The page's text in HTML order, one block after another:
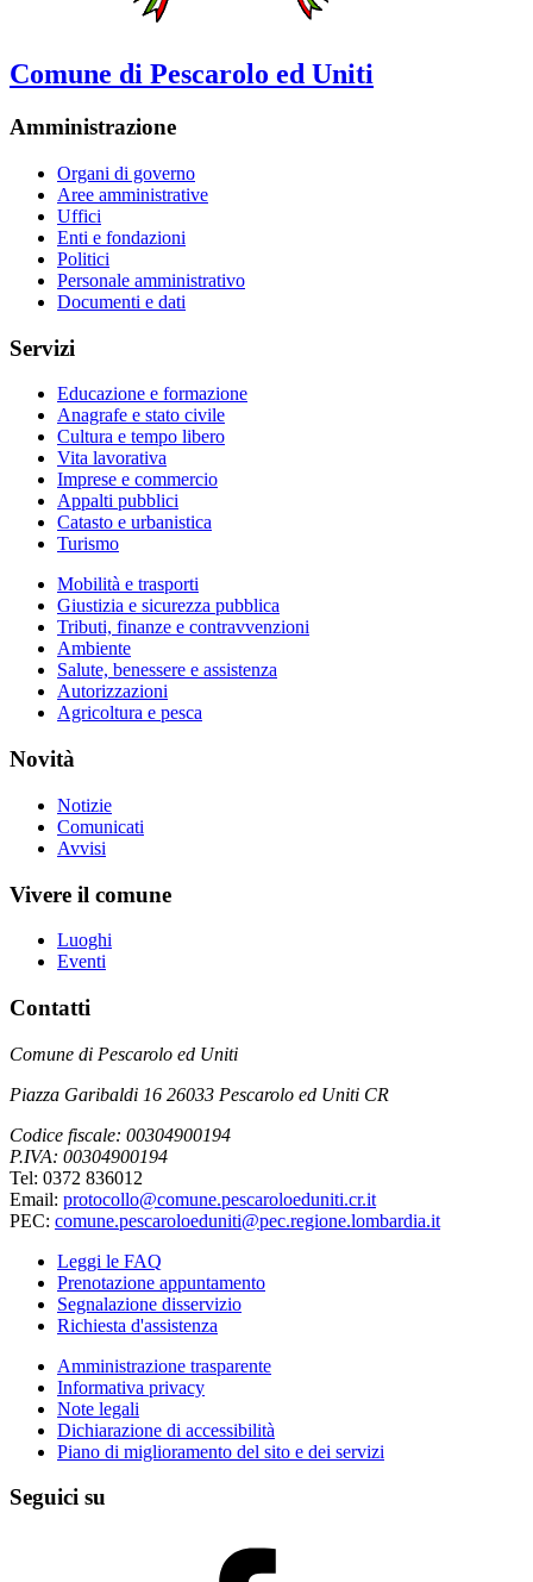
Comune di Pescarolo ed Uniti
Amministrazione
Organi di governo
Aree amministrative
Uffici
Enti e fondazioni
Politici
Personale amministrativo
Documenti e dati
Servizi
Educazione e formazione
Anagrafe e stato civile
Cultura e tempo libero
Vita lavorativa
Imprese e commercio
Appalti pubblici
Catasto e urbanistica
Turismo
Mobilità e trasporti
Giustizia e sicurezza pubblica
Tributi, finanze e contravvenzioni
Ambiente
Salute, benessere e assistenza
Autorizzazioni
Agricoltura e pesca
Novità
Notizie
Comunicati
Avvisi
Vivere il comune
Luoghi
Eventi
Contatti
Comune di Pescarolo ed Uniti
Piazza Garibaldi 16 26033 Pescarolo ed Uniti CR
Codice fiscale: 00304900194
P.IVA: 00304900194
Tel: 0372 836012
Email: protocollo@comune.pescaroloeduniti.cr.it
PEC: comune.pescaroloeduniti@pec.regione.lombardia.it
Leggi le FAQ
Prenotazione appuntamento
Segnalazione disservizio
Richiesta d'assistenza
Amministrazione trasparente
Informativa privacy
Note legali
Dichiarazione di accessibilità
Piano di miglioramento del sito e dei servizi
Seguici su